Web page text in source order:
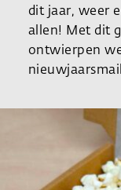
dit jaar, weer
allen! Met dit
ontwierpen